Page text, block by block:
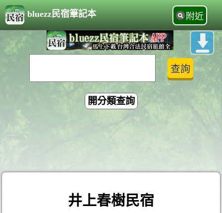
bluezz民宿筆記本 附近
開分類查詢
井上春樹民宿